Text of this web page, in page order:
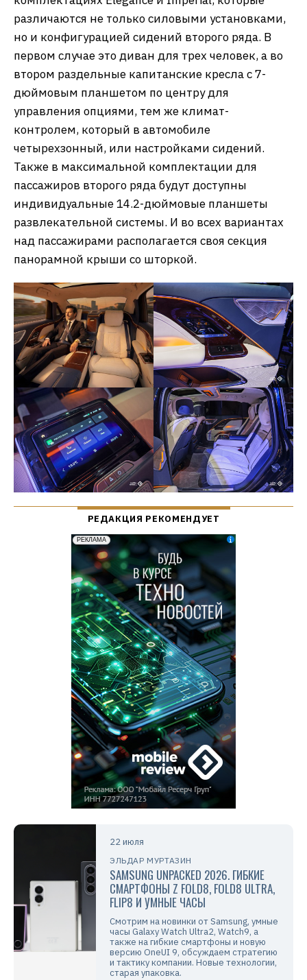
различаются не только силовыми установками,
но и конфигурацией сидений второго ряда. В
первом случае это диван для трех человек, а во
втором раздельные капитанские кресла с 7-
дюймовым планшетом по центру для
управления опциями, тем же климат-
контролем, который в автомобиле
четырехзонный, или настройками сидений.
Также в максимальной комплектации для
пассажиров второго ряда будут доступны
индивидуальные 14.2-дюймовые планшеты
развлекательной системы. И во всех вариантах
над пассажирами располагается своя секция
панорамной крыши со шторкой.
22 июля
ЭЛЬДАР МУРТАЗИН
SAMSUNG UNPACKED 2026. ГИБКИЕ
СМАРТФОНЫ Z FOLD8, FOLD8 ULTRA,
FLIP8 И УМНЫЕ ЧАСЫ
Смотрим на новинки от Samsung, умные
часы Galaxy Watch Ultra2, Watch9, а
также на гибкие смартфоны и новую
версию OneUI 9, обсуждаем стратегию
и тактику компании. Новые технологии,
старая упаковка.